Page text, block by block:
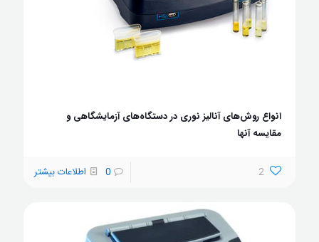
انواع روش‌های آنالیز نوری در دستگاه‌های آزمایشگاهی و
مقایسه آنها
2
0 اطلاعات بیشتر